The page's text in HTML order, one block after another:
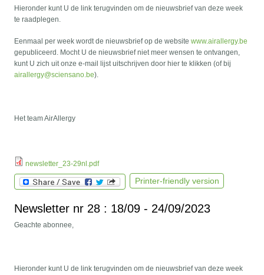
Hieronder kunt U de link terugvinden om de nieuwsbrief van deze week
te raadplegen.
Eenmaal per week wordt de nieuwsbrief op de websitewww.airallergy.be
gepubliceerd. Mocht U de nieuwsbrief niet meer wensen te ontvangen,
kunt U zich uit onze e-mail lijst uitschrijven door hier te klikken (of bij
airallergy@sciensano.be).
Het team AirAllergy
newsletter_23-29nl.pdf
Printer-friendly version
Newsletter nr 28 : 18/09 - 24/09/2023
Geachte abonnee,
Hieronder kunt U de link terugvinden om de nieuwsbrief van deze week